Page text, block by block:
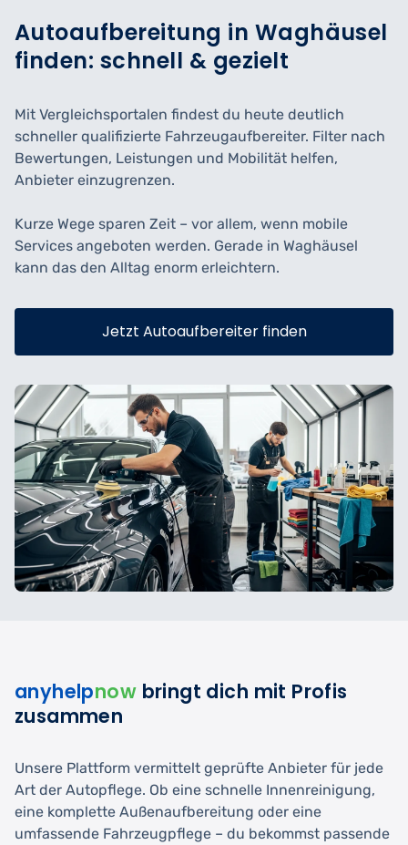
Autoaufbereitung in Waghäusel
finden: schnell & gezielt
Mit Vergleichsportalen findest du heute deutlich
schneller qualifizierte Fahrzeugaufbereiter. Filter nach
Bewertungen, Leistungen und Mobilität helfen,
Anbieter einzugrenzen.
Kurze Wege sparen Zeit – vor allem, wenn mobile
Services angeboten werden. Gerade in Waghäusel
kann das den Alltag enorm erleichtern.
Jetzt Autoaufbereiter finden
anyhelpnow bringt dich mit Profis
zusammen
Unsere Plattform vermittelt geprüfte Anbieter für jede
Art der Autopflege. Ob eine schnelle Innenreinigung,
eine komplette Außenaufbereitung oder eine
umfassende Fahrzeugpflege – du bekommst passende